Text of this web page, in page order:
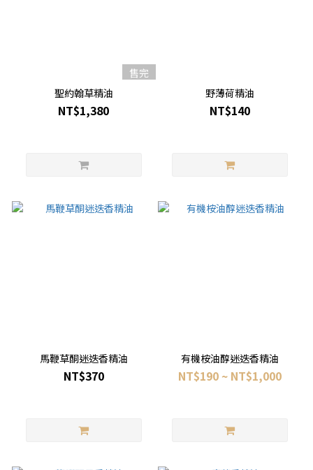
售完
聖約翰草精油
NT$1,380
野薄荷精油
NT$140
馬鞭草酮迷迭香精油
NT$370
有機桉油醇迷迭香精油
NT$190 ~ NT$1,000